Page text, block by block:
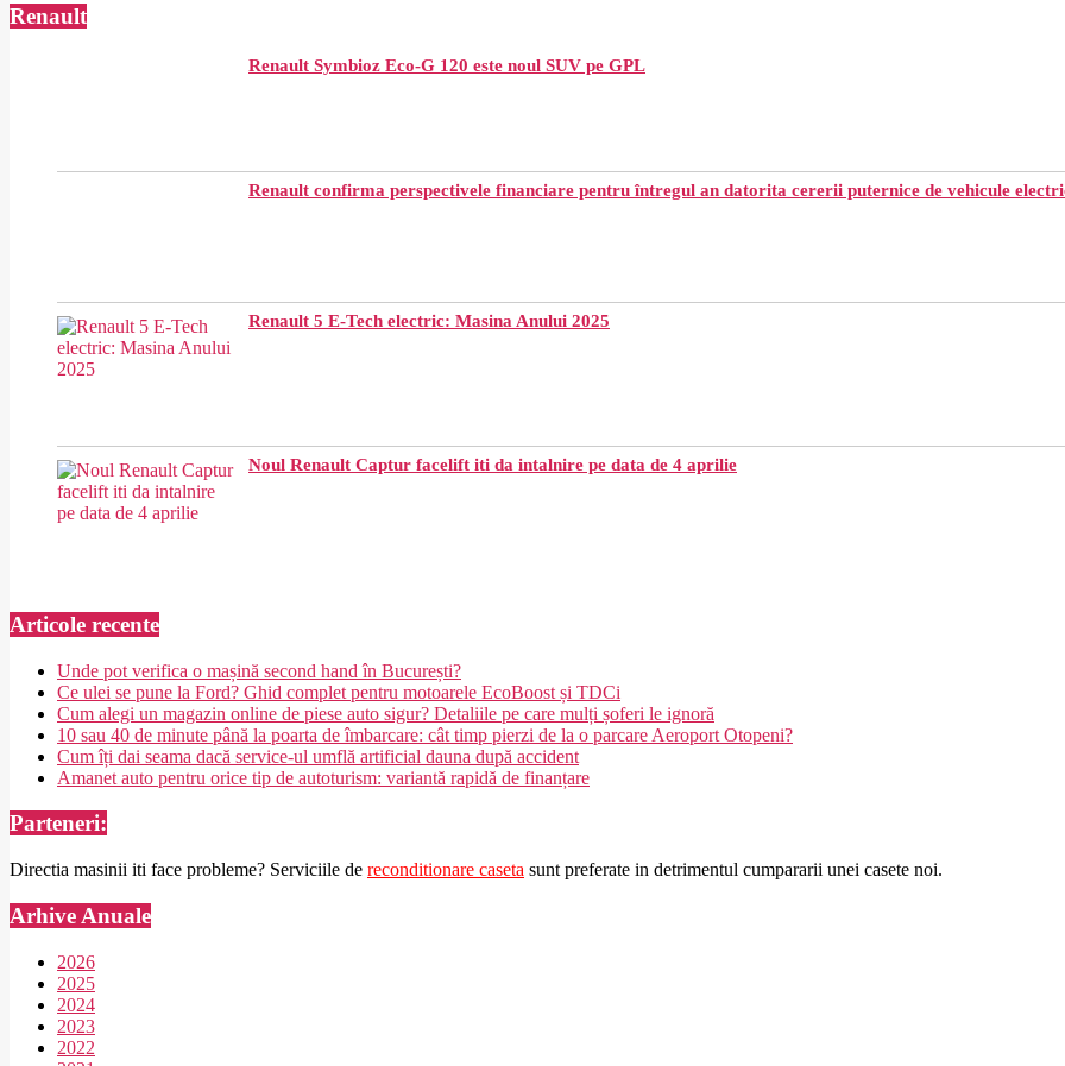
2019-
02-
Renault
Renault Symbioz Eco-G 120 este noul SUV pe GPL
Renault confirma perspectivele financiare pentru întregul an datorita cererii puternice de vehicule
Renault 5 E-Tech electric: Masina Anului 2025
Noul Renault Captur facelift iti da intalnire pe data de 4 aprilie
Articole recente
Unde pot verifica o mașină second hand în București?
Ce ulei se pune la Ford? Ghid complet pentru motoarele EcoBoost și TDCi
Cum alegi un magazin online de piese auto sigur? Detaliile pe care mulți șoferi le ignoră
10 sau 40 de minute până la poarta de îmbarcare: cât timp pierzi de la o parcare Aeroport Otopeni?
Cum îți dai seama dacă service-ul umflă artificial dauna după accident
Amanet auto pentru orice tip de autoturism: variantă rapidă de finanțare
Parteneri:
Directia masinii iti face probleme? Serviciile de reconditionare caseta sunt preferate in detrimentul cumpararii unei casete noi.
Arhive Anuale
2026
2025
2024
2023
2022